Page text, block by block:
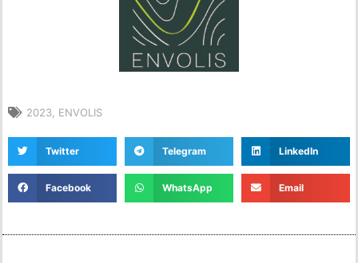
2023 ENVOLIS
Twitter Telegram LinkedIn
Facebook WhatsApp Email